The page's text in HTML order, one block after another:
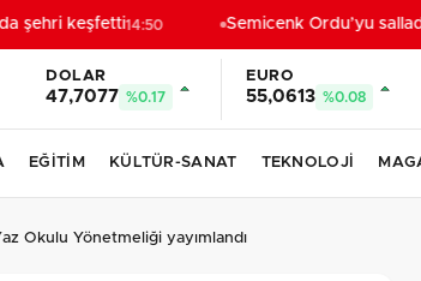
şehri keşfetti14:50 Semicenk Ordu’yu salladı
DOLAR
47,7077 %0.17
EURO
55,0613 %0.08
EĞİTİM KÜLTÜR-SANAT TEKNOLOJİ
Okulu Yönetmeliği yayımlandı